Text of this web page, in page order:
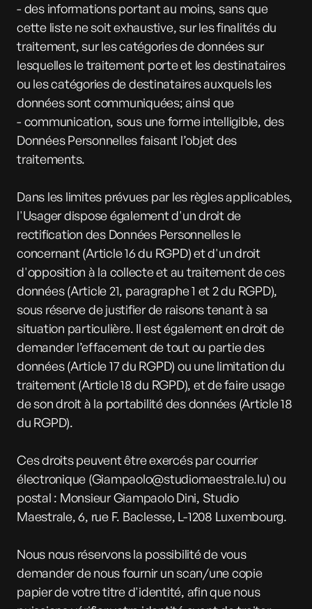
- des informations portant au moins, sans que
cette liste ne soit exhaustive, sur les finalités du
traitement, sur les catégories de données sur
lesquelles le traitement porte et les destinataires
ou les catégories de destinataires auxquels les
données sont communiquées; ainsi que
- communication, sous une forme intelligible, des
Données Personnelles faisant l’objet des
traitements.
Dans les limites prévues par les règles applicables,
l'Usager dispose également d'un droit de
rectification des Données Personnelles le
concernant (Article 16 du RGPD) et d'un droit
d'opposition à la collecte et au traitement de ces
données (Article 21, paragraphe 1 et 2 du RGPD),
sous réserve de justifier de raisons tenant à sa
situation particulière. Il est également en droit de
demander l’effacement de tout ou partie des
données (Article 17 du RGPD) ou une limitation du
traitement (Article 18 du RGPD), et de faire usage
de son droit à la portabilité des données (Article 18
du RGPD).
Ces droits peuvent être exercés par courrier
électronique (Giampaolo@studiomaestrale.lu) ou
postal : Monsieur Giampaolo Dini, Studio
Maestrale, 6, rue F. Baclesse, L-1208 Luxembourg.
Nous nous réservons la possibilité de vous
demander de nous fournir un scan/une copie
papier de votre titre d'identité, afin que nous